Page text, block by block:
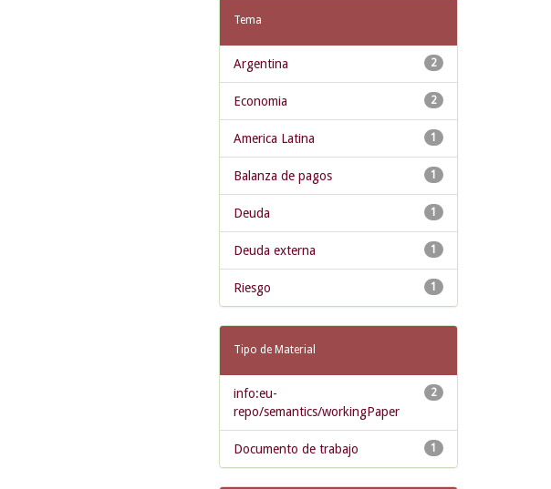
Tema
2
Argentina
2
Economia
1
America Latina
1
Balanza de pagos
1
Deuda
1
Deuda externa
1
Riesgo
Tipo de Material
2
info:eu-
repo/semantics/workingPaper
1
Documento de trabajo